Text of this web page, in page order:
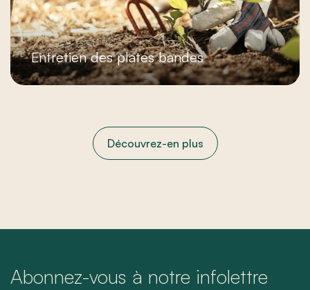
Entretien des plates bandes
Découvrez-en plus
Abonnez-vous à notre infolettre